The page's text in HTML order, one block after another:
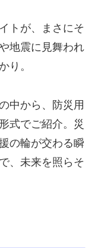
トが、まさにそ
地震に見舞われ
り。
中から、防災用
式でご紹介。災
の輪が交わる瞬
、未来を照らそ